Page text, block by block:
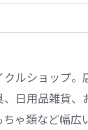
クルショップ
日用品雑貨、
ゃ類など幅広